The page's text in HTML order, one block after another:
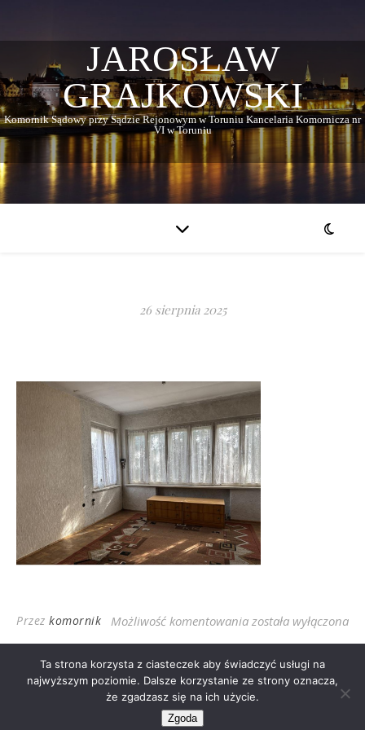
JAROSŁAW
GRAJKOWSKI
Komornik Sądowy przy Sądzie Rejonowym w Toruniu Kancelaria Komornicza nr
VI w Toruniu
26 sierpnia 2025
Przez komornik Możliwość komentowania Chełmża, P. Skargi 8
została wyłączona
2026 © Jarosław Grajkowski
Ta strona korzysta z ciasteczek aby świadczyć usługi na
najwyższym poziomie. Dalsze korzystanie ze strony oznacza,
że zgadzasz się na ich użycie.
Zgoda